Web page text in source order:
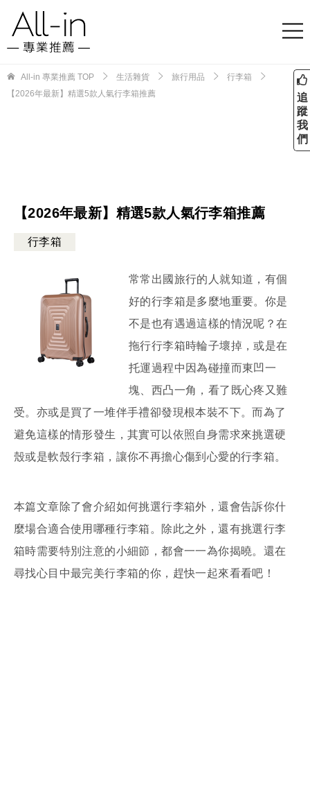
All-in 專業推薦 TOP 生活雜貨 旅行用品
行李箱
【2026年最新】精選5款人氣行李箱推薦
【2026年最新】精選5款人氣行李箱推薦
行李箱
常常出國旅行的人就知道，有個
好的行李箱是多麼地重要。你是
不是也有遇過這樣的情況呢？在
拖行行李箱時輪子壞掉，或是在
托運過程中因為碰撞而東凹一
塊、西凸一角，看了既心疼又難
受。亦或是買了一堆伴手禮卻發現根本裝不下。而為了
避免這樣的情形發生，其實可以依照自身需求來挑選硬
殼或是軟殼行李箱，讓你不再擔心傷到心愛的行李箱。
本篇文章除了會介紹如何挑選行李箱外，還會告訴你什
麼場合適合使用哪種行李箱。除此之外，還有挑選行李
箱時需要特別注意的小細節，都會一一為你揭曉。還在
尋找心目中最完美行李箱的你，趕快一起來看看吧！
追
蹤
我
們